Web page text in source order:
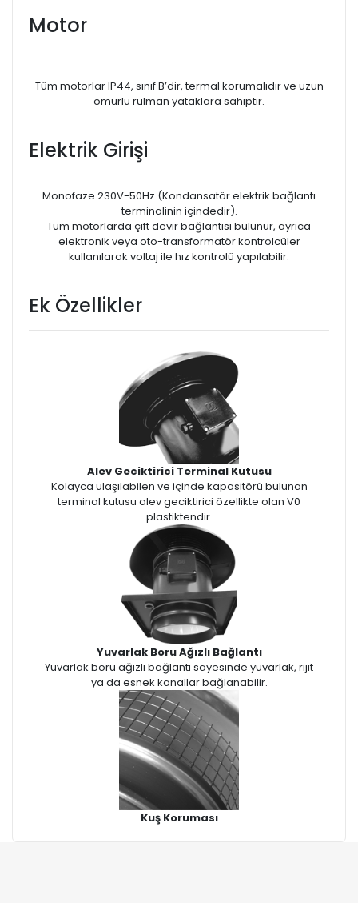
Motor
Tüm motorlar IP44, sınıf B’dir, termal korumalıdır ve uzun
ömürlü rulman yataklara sahiptir.
Elektrik Girişi
Monofaze 230V-50Hz (Kondansatör elektrik bağlantı
terminalinin içindedir).
Tüm motorlarda çift devir bağlantısı bulunur, ayrıca
elektronik veya oto-transformatör kontrolcüler
kullanılarak voltaj ile hız kontrolü yapılabilir.
Ek Özellikler
Alev Geciktirici Terminal Kutusu
Kolayca ulaşılabilen ve içinde kapasitörü bulunan
terminal kutusu alev geciktirici özellikte olan V0
plastiktendir.
Yuvarlak Boru Ağızlı Bağlantı
Yuvarlak boru ağızlı bağlantı sayesinde yuvarlak, rijit
ya da esnek kanallar bağlanabilir.
Kuş Koruması